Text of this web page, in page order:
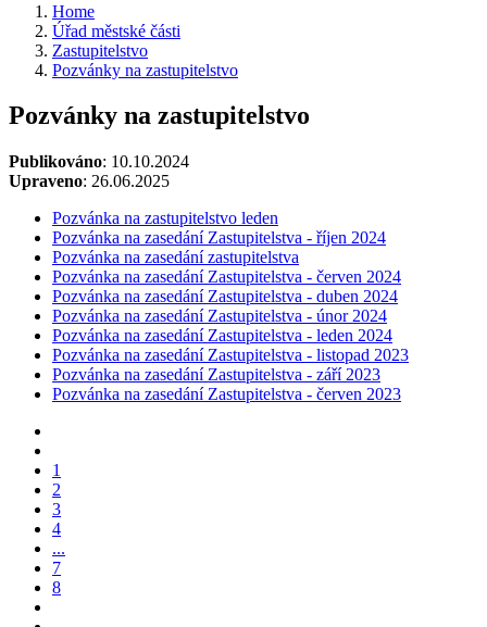
Home
Úřad městské části
Zastupitelstvo
Pozvánky na zastupitelstvo
Pozvánky na zastupitelstvo
Publikováno: 10.10.2024
Upraveno: 26.06.2025
Pozvánka na zastupitelstvo leden
Pozvánka na zasedání Zastupitelstva - říjen 2024
Pozvánka na zasedání zastupitelstva
Pozvánka na zasedání Zastupitelstva - červen 2024
Pozvánka na zasedání Zastupitelstva - duben 2024
Pozvánka na zasedání Zastupitelstva - únor 2024
Pozvánka na zasedání Zastupitelstva - leden 2024
Pozvánka na zasedání Zastupitelstva - listopad 2023
Pozvánka na zasedání Zastupitelstva - září 2023
Pozvánka na zasedání Zastupitelstva - červen 2023
1
2
3
4
...
7
8